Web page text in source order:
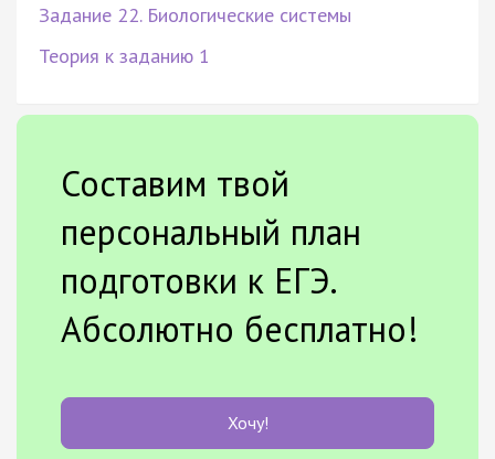
Задание 22. Биологические системы
Теория к заданию 1
Составим твой
персональный план
подготовки к ЕГЭ.
Абсолютно бесплатно!
Хочу!